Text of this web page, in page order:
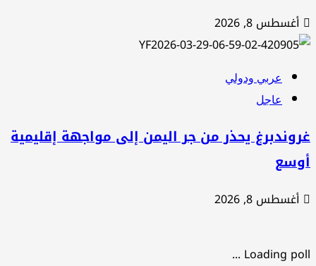
أغسطس 8, 2026
عربي ودولي
عاجل
يحذر من جر اليمن إلى مواجهة إقليمية
أغسطس 8, 2026
Loading poll